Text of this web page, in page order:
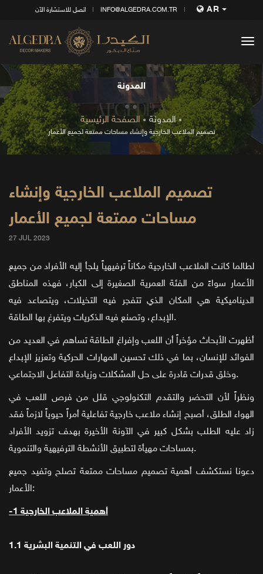
اتصل للاستشارة الآن INFO@ALGEDRA.COM.TR AR
المدونة
الصفحة الرئيسية المدونة
تصميم الملاعب الخارجية وإنشاء مساحات ممتعة لجميع الأعمار
تصميم الملاعب الخارجية وإنشاء
مساحات ممتعة لجميع الأعمار
27 JUL 2023
لطالما كانت الملاعب الخارجية مكاناً ترفيهياً يلجأ إليه الأفراد من جميع
الأعمار سواءً من الفئة العمرية الصغيرة إلى الكبار، فهذه المناطق
الديناميكية هي المكان الذي تتفجر فيه التخيلات، ويتصاعد فيه
الإبداع، وتصنع فيه الذكريات ويتفرغ بها الطاقة.
أظهرت الأبحاث مؤخراً أن اللعب وإفراغ الطاقة تساهم في العديد من
الفوائد للإنسان، بما في ذلك تحسين المهارات الحركية وتعزيز الإبداع
وخلق قدرات قادرة على حل المشكلات وزيادة التفاعل الاجتماعي.
ونظراً لأن التحضر والتقدم التكنولوجي قلل من فرص اللعب في
الهواء الطلق، أصبح إنشاء ملاعب خارجية تفاعلية أمراً حيوياً لازماً فقد
زاد عليه الطلب بشكل كبير في الآونة الأخيرة بهدف تزويد الأفراد
بمساحات مهيأة لتطبيق الأنشطة الترفيهية والتنموية.
دعونا نستكشف أهمية تصميم مساحات ممتعة تصلح وتفيد جميع
الأعمار:
-1 أهمية الملاعب الخارجية
1.1 دور اللعب في التنمية البشرية